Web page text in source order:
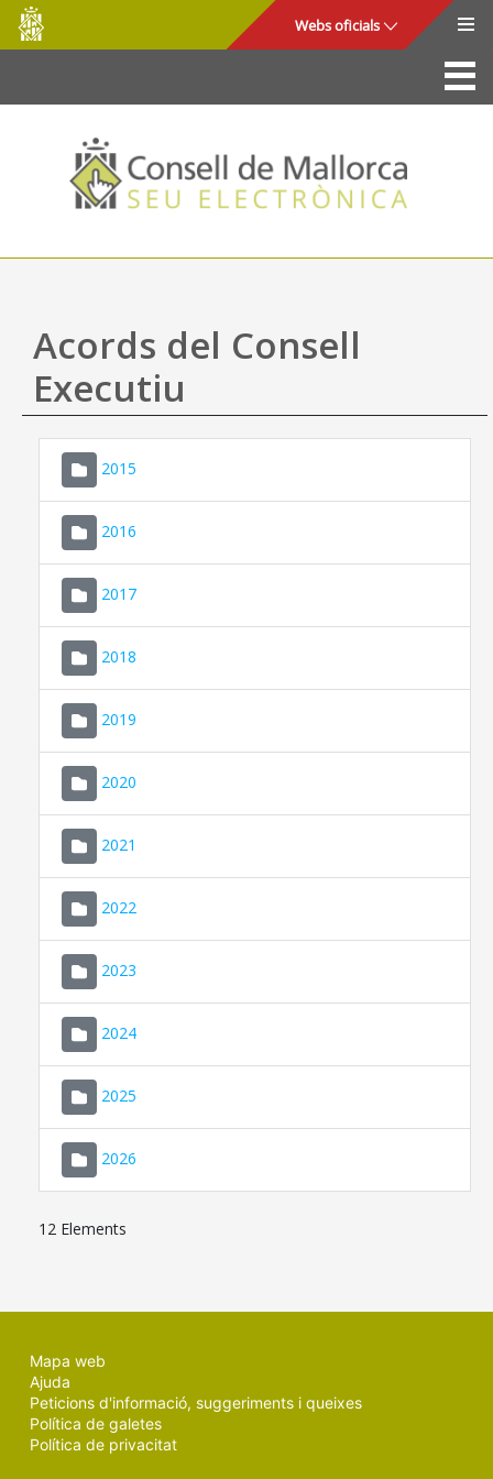
Salta al contingut principal
Consell
de
Mallorca
Webs oficials
La Seu
Consell de Mallorca
Accés i seguretat
Utilitats
Ajuda
Acords del Consell
Executiu
2015
2016
2017
2018
2019
2020
2021
2022
2023
2024
2025
2026
12 Elements
Mapa web
Ajuda
Peticions d'informació, suggeriments i queixes
Política de galetes
Política de privacitat